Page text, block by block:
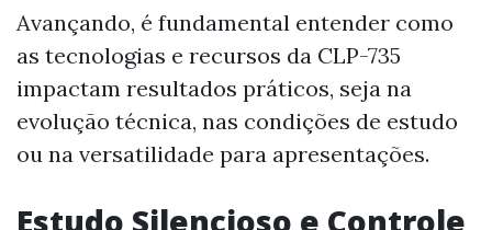
Avançando, é fundamental entender como
as tecnologias e recursos da CLP-735
impactam resultados práticos, seja na
evolução técnica, nas condições de estudo
ou na versatilidade para apresentações.
Estudo Silencioso e Controle